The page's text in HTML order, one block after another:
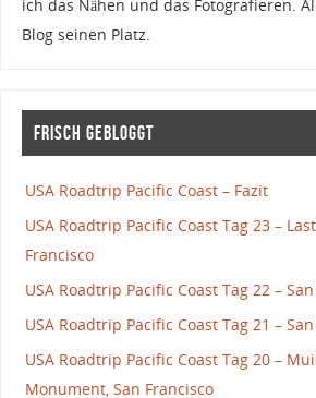
ich das Nähen und das Fotografieren.
Blog seinen Platz.
Frisch gebloggt
USA Roadtrip Pacific Coast – Fazit
USA Roadtrip Pacific Coast Tag 23 –
Francisco
USA Roadtrip Pacific Coast Tag 22 –
USA Roadtrip Pacific Coast Tag 21 –
USA Roadtrip Pacific Coast Tag 20 –
Monument, San Francisco